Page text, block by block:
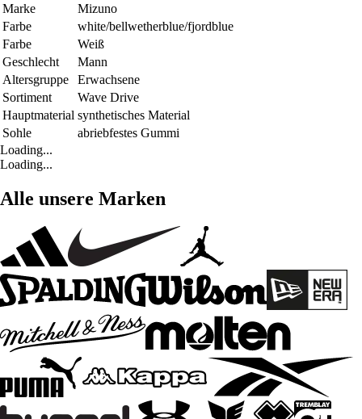
Marke
Mizuno
Farbe
white/bellwetherblue/fjordblue
Farbe
Weiß
Geschlecht
Mann
Altersgruppe
Erwachsene
Sortiment
Wave Drive
Hauptmaterial synthetisches Material
Sohle
abriebfestes Gummi
Loading...
Loading...
Alle unsere Marken